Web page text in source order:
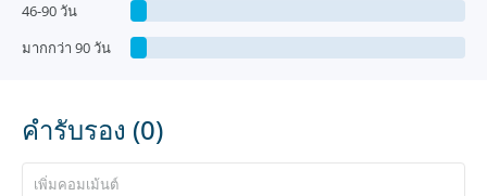
46-90 วัน
มากกว่า 90 วัน
คำรับรอง (0)